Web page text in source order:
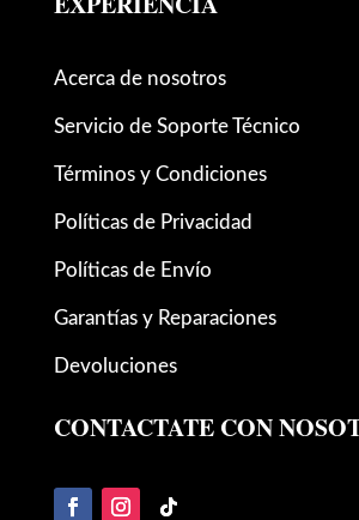
Acerca de nosotros
Servicio de Soporte Técnico
Términos y Condiciones
Políticas de Privacidad
Políticas de Envío
Garantías y Reparaciones
Devoluciones
CONTACTATE CON